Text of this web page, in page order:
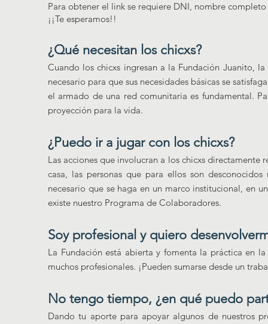
Para obtener el link se requiere DNI, nombre
¡¡Te esperamos!!
¿Qué necesitan los chicxs?
Cuando los chicxs ingresan a la Fundación Juanito,
necesario para que sus necesidades básicas se
el armado de una red comunitaria es fundamental.
proyección para la vida.
¿Puedo ir a jugar con los chicxs?
Las acciones que involucran a los chicxs directamente
casa, las personas que para ellos son
necesario que se haga en un marco institucional, en
existe nuestro Programa de Colaboradores.
Soy profesional y quiero
La Fundación está abierta y fomenta la práctica en
muchos profesionales. ¡Pueden sumarse desde un
No tengo tiempo, ¿en qué puedo
Dando tu aporte para apoyar algunos de nuestros